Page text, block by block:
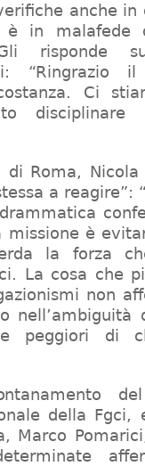
anche in
è in malafede
risponde
Ci
di Roma,
a reagire”:
è
la forza
La cosa che
non
nell’ambiguità
peggiori di
della
Marco